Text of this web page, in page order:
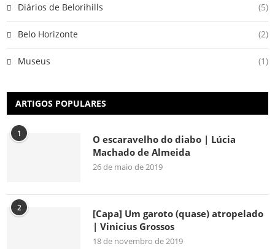
Diários de Belorihills (5)
Belo Horizonte (2)
Museus (1)
ARTIGOS POPULARES
1
O escaravelho do diabo | Lúcia
Machado de Almeida
26 de maio de 2019
2
[Capa] Um garoto (quase) atropelado
| Vinicius Grossos
18 de novembro de 2019